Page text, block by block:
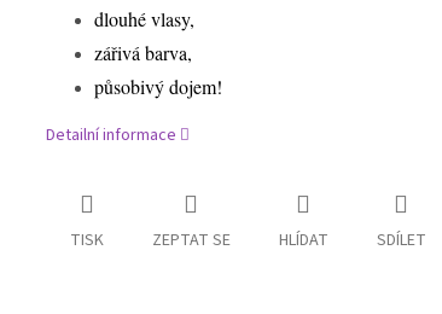
dlouhé vlasy,
zářivá barva,
působivý dojem!
Detailní informace
TISK ZEPTAT SE HLÍDAT SDÍLET